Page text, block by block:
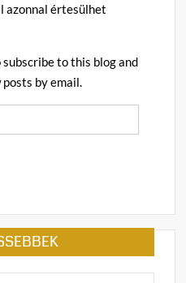
azonnal értesülhet
to this blog and
by email.